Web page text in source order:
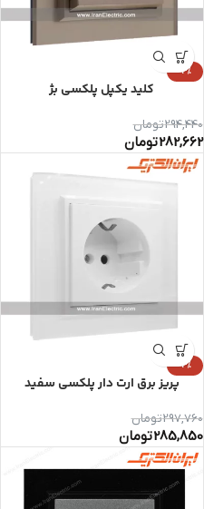
-4%
کلید یکپل پلکسی بژ
294,440تومان
282,662تومان
-4%
پریز برق ارت دار پلکسی سفید
297,760تومان
285,850تومان